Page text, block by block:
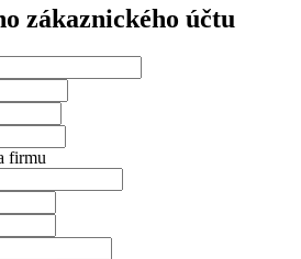
zákaznického účtu
firmu